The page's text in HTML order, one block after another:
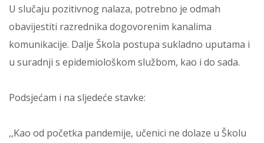
U slučaju pozitivnog nalaza, potrebno je odmah
obavijestiti razrednika dogovorenim kanalima
komunikacije. Dalje Škola postupa sukladno uputama i
u suradnji s epidemiološkom službom, kao i do sada.
Podsjećam i na sljedeće stavke:
,,Kao od početka pandemije, učenici ne dolaze u Školu